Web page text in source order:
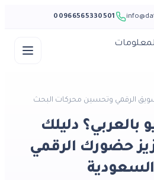
00966565330501
الرقمي وتحسين محركات البحث
بالعربي؟ دليلك
حضورك الرقمي